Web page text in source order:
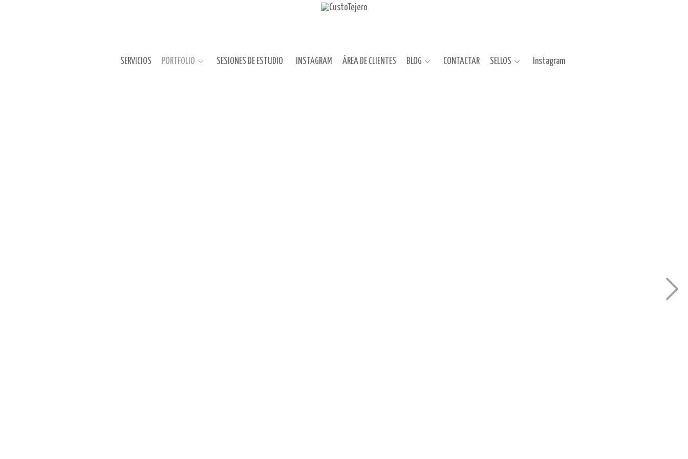
SERVICIOS PORTFOLIO SESIONES DE ESTUDIO INSTAGRAM ÁREA DE CLIENTES BLOG CONTACTAR SELLOS Instagram